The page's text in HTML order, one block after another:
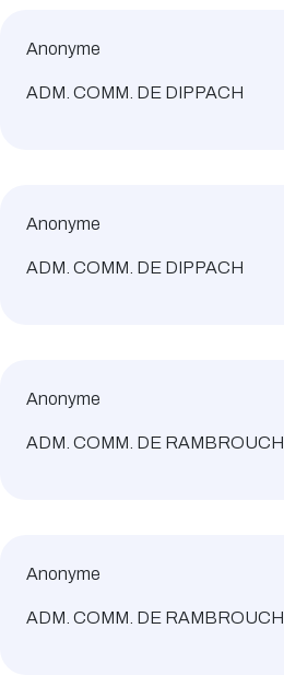
Anonyme
ADM. COMM. DE DIPPACH
Anonyme
ADM. COMM. DE DIPPACH
Anonyme
ADM. COMM. DE RAMBROUCH
Anonyme
ADM. COMM. DE RAMBROUCH